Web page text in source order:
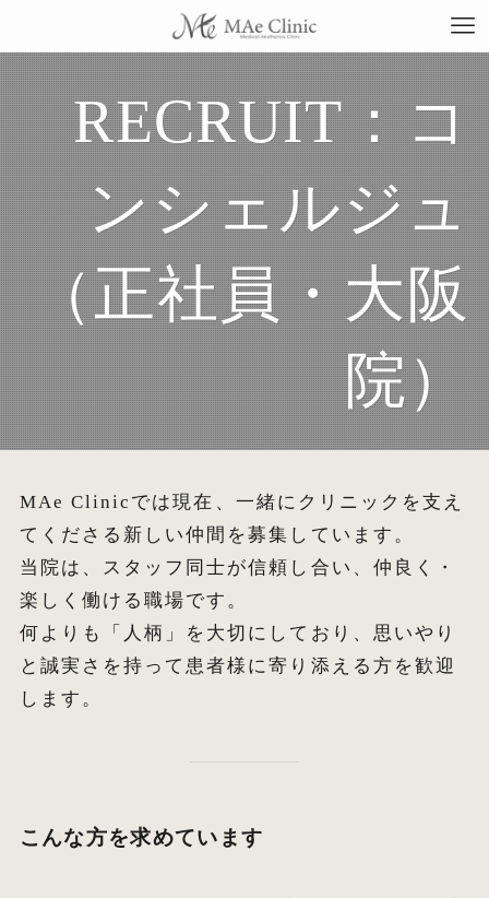
当
料
施
症
RECRUIT：コ
ンシェルジュ
（正社員・大阪
院）
MAe Clinicでは現在、一緒にクリニックを支え
てくださる新しい仲間を募集しています。
当院は、スタッフ同士が信頼し合い、仲良く・
楽しく働ける職場です。
何よりも「人柄」を大切にしており、思いやり
と誠実さを持って患者様に寄り添える方を歓迎
します。
こんな方を求めています